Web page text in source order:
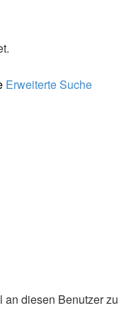
Erweiterte Suche
diesen Benutzer zu